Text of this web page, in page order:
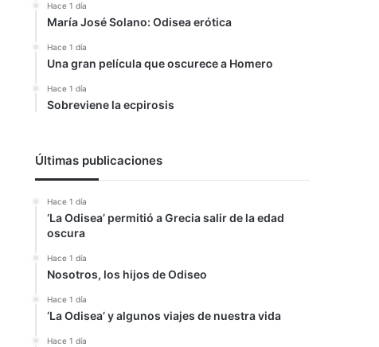
Hace 1 día
María José Solano: Odisea erótica
Hace 1 día
Una gran película que oscurece a Homero
Hace 1 día
Sobreviene la ecpirosis
Últimas publicaciones
Hace 1 día
‘La Odisea’ permitió a Grecia salir de la edad
oscura
Hace 1 día
Nosotros, los hijos de Odiseo
Hace 1 día
‘La Odisea’ y algunos viajes de nuestra vida
Hace 1 día